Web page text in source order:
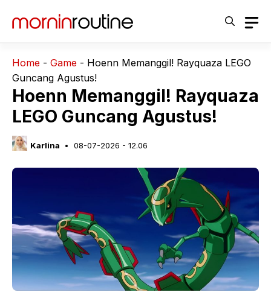
Home - Game - Hoenn Memanggil! Rayquaza LEGO
Guncang Agustus!
Hoenn Memanggil! Rayquaza
LEGO Guncang Agustus!
Karlina 08-07-2026 - 12.06